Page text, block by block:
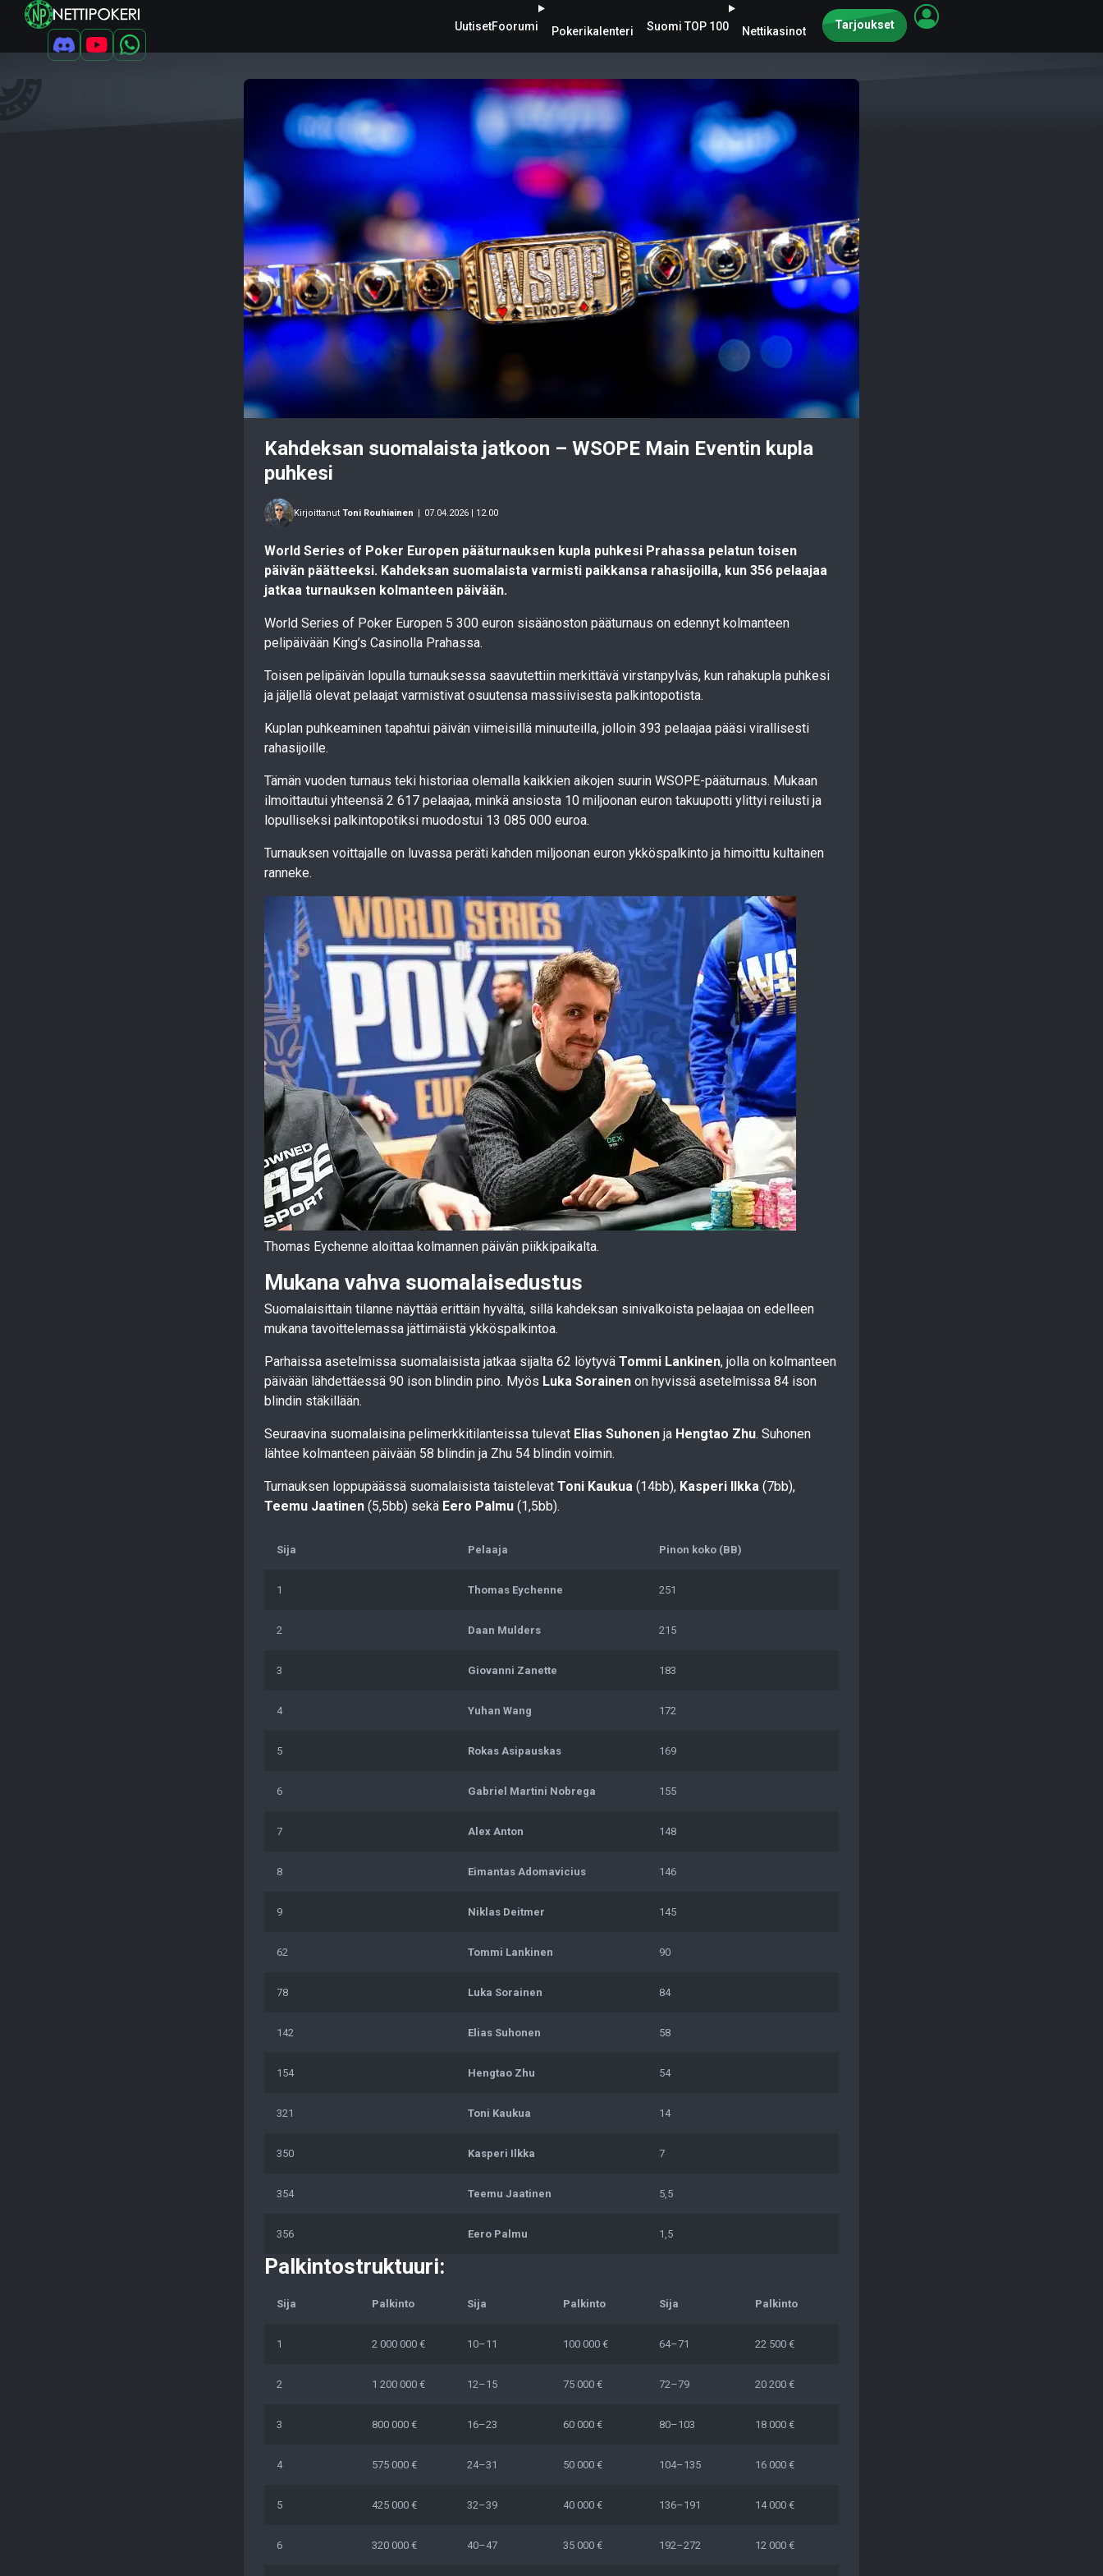
UutisetFoorumi Pokerikalenteri Suomi TOP 100 Nettikasinot Tarjoukset
Kahdeksan suomalaista jatkoon – WSOPE Main Eventin kupla
puhkesi
Kirjoittanut Toni Rouhiainen | 07.04.2026 | 12.00
World Series of Poker Europen pääturnauksen kupla puhkesi Prahassa pelatun toisen
päivän päätteeksi. Kahdeksan suomalaista varmisti paikkansa rahasijoilla, kun 356 pelaajaa
jatkaa turnauksen kolmanteen päivään.
World Series of Poker Europen 5 300 euron sisäänoston pääturnaus on edennyt kolmanteen
pelipäivään King’s Casinolla Prahassa.
Toisen pelipäivän lopulla turnauksessa saavutettiin merkittävä virstanpylväs, kun rahakupla puhkesi
ja jäljellä olevat pelaajat varmistivat osuutensa massiivisesta palkintopotista.
Kuplan puhkeaminen tapahtui päivän viimeisillä minuuteilla, jolloin 393 pelaajaa pääsi virallisesti
rahasijoille.
Tämän vuoden turnaus teki historiaa olemalla kaikkien aikojen suurin WSOPE-pääturnaus. Mukaan
ilmoittautui yhteensä 2 617 pelaajaa, minkä ansiosta 10 miljoonan euron takuupotti ylittyi reilusti ja
lopulliseksi palkintopotiksi muodostui 13 085 000 euroa.
Turnauksen voittajalle on luvassa peräti kahden miljoonan euron ykköspalkinto ja himoittu kultainen
ranneke.
Thomas Eychenne aloittaa kolmannen päivän piikkipaikalta.
Mukana vahva suomalaisedustus
Suomalaisittain tilanne näyttää erittäin hyvältä, sillä kahdeksan sinivalkoista pelaajaa on edelleen
mukana tavoittelemassa jättimäistä ykköspalkintoa.
Parhaissa asetelmissa suomalaisista jatkaa sijalta 62 löytyvä Tommi Lankinen, jolla on kolmanteen
päivään lähdettäessä 90 ison blindin pino. Myös Luka Sorainen on hyvissä asetelmissa 84 ison
blindin stäkillään.
Seuraavina suomalaisina pelimerkkitilanteissa tulevat Elias Suhonen ja Hengtao Zhu. Suhonen
lähtee kolmanteen päivään 58 blindin ja Zhu 54 blindin voimin.
Turnauksen loppupäässä suomalaisista taistelevat Toni Kaukua (14bb), Kasperi Ilkka (7bb),
Teemu Jaatinen (5,5bb) sekä Eero Palmu (1,5bb).
Sija Pelaaja Pinon koko (BB)
1 Thomas Eychenne 251
2 Daan Mulders 215
3 Giovanni Zanette 183
4 Yuhan Wang 172
5 Rokas Asipauskas 169
6 Gabriel Martini Nobrega 155
7 Alex Anton 148
8 Eimantas Adomavicius 146
9 Niklas Deitmer 145
62 Tommi Lankinen 90
78 Luka Sorainen 84
142 Elias Suhonen 58
154 Hengtao Zhu 54
321 Toni Kaukua 14
350 Kasperi Ilkka 7
354 Teemu Jaatinen 5,5
356 Eero Palmu 1,5
Palkintostruktuuri:
Sija Palkinto Sija Palkinto Sija Palkinto
1 2 000 000 € 10–11 100 000 € 64–71 22 500 €
2 1 200 000 € 12–15 75 000 € 72–79 20 200 €
3 800 000 € 16–23 60 000 € 80–103 18 000 €
4 575 000 € 24–31 50 000 € 104–135 16 000 €
5 425 000 € 32–39 40 000 € 136–191 14 000 €
6 320 000 € 40–47 35 000 € 192–272 12 000 €